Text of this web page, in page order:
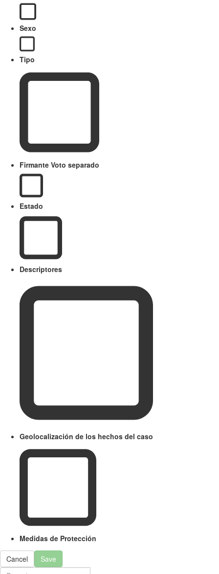
Sexo
Tipo
Firmante Voto separado
Estado
Descriptores
Geolocalización de los hechos del caso
Medidas de Protección
Cancel Save